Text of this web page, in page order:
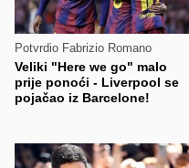
Potvrdio Fabrizio Romano
Veliki "Here we go" malo
prije ponoći - Liverpool se
pojačao iz Barcelone!